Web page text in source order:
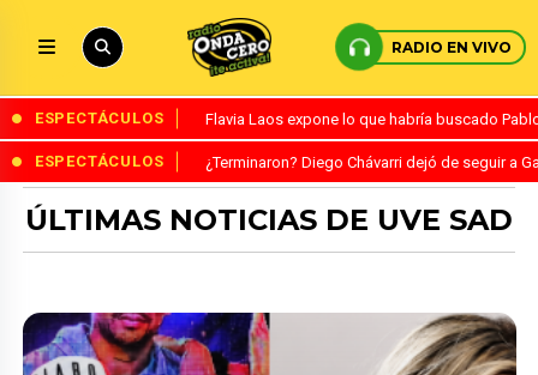
RADIO EN VIVO
ESPECTÁCULOS Flavia Laos expone lo que habría buscado
ESPECTÁCULOS ¿Terminaron? Diego Chávarri dejó de seguir a
ÚLTIMAS NOTICIAS DE UVE SAD